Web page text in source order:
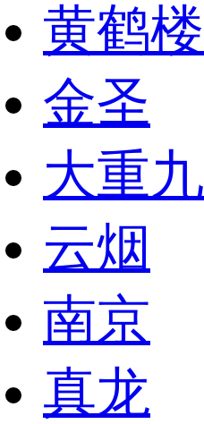
黄鹤楼
金圣
大重九
云烟
南京
真龙